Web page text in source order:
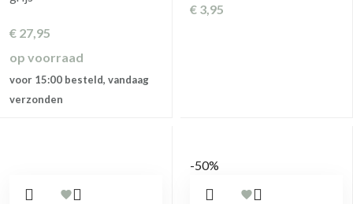
€ 27,95
op voorraad
voor 15:00 besteld, vandaag
verzonden
€ 3,95
-50%